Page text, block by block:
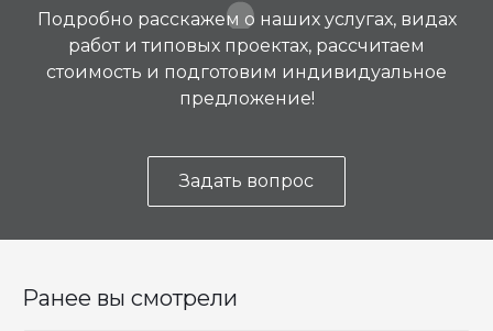
Подробно расскажем о наших услугах, видах
работ и типовых проектах, рассчитаем
стоимость и подготовим индивидуальное
предложение!
Задать вопрос
Ранее вы смотрели